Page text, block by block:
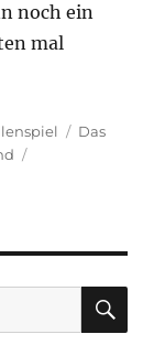
noch ein
mal
Das